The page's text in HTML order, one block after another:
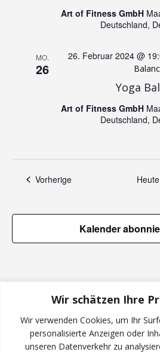
Wir schätzen Ihre
Wir verwenden Cookies, um Ihr
personalisierte Anzeigen oder
unseren Datenverkehr zu
Art of Fitness GmbH
Deutschland,
MO.
26
Yoga
26. Februar 2024 @
Art of Fitness GmbH
Deutschland,
VorherigeVeranstaltungen Heute
Kalender